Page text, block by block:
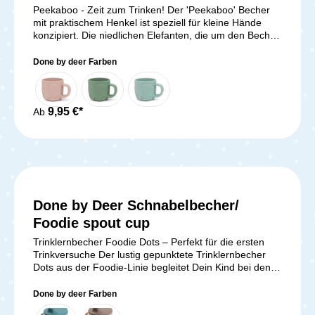
Peekaboo - Zeit zum Trinken! Der 'Peekaboo' Becher
mit praktischem Henkel ist speziell für kleine Hände
konzipiert. Die niedlichen Elefanten, die um den Becher
entzückende Elphee Becher besteht aus
lebensmittelechtem Silikon, ist bruchsicher, rutschfest
und einfach zu greifen. Er hat die perfekte Größe für
kleine Kinderhände, ist spülmaschinenfest und kann
sicher in Mikrowelle, Ofen und Tiefkühler verwendet
Vergnügen! Der graue Kinderbecher passt wunderbar
Done by deer Farben
Ab 9,95 €*
Done by Deer Schnabelbecher/
Foodie spout cup
Trinklernbecher Foodie Dots – Perfekt für die ersten
Trinkversuche Der lustig gepunktete Trinklernbecher
Dots aus der Foodie-Linie begleitet Dein Kind bei den
von 215 ml, zwei leicht greifbaren Henkeln und einem
abnehmbaren Trink-Aufsatz unterstützt er kleine Hände
Done by deer Farben